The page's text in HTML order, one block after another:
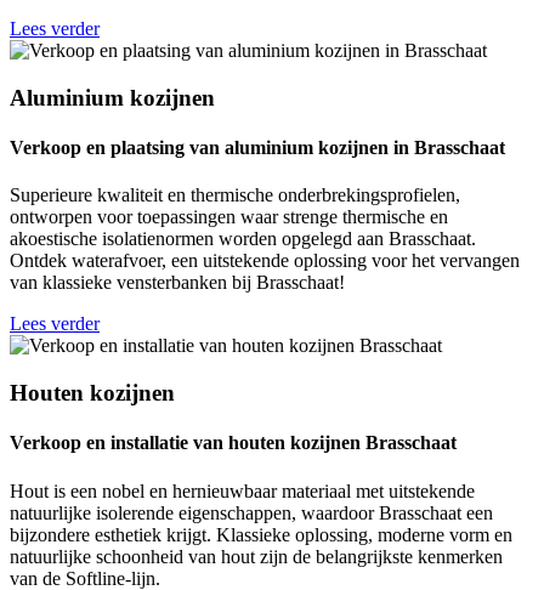
Lees verder
Aluminium kozijnen
Verkoop en plaatsing van aluminium kozijnen in Brasschaat
Superieure kwaliteit en thermische onderbrekingsprofielen,
ontworpen voor toepassingen waar strenge thermische en
akoestische isolatienormen worden opgelegd aan Brasschaat.
Ontdek waterafvoer, een uitstekende oplossing voor het vervangen
van klassieke vensterbanken bij Brasschaat!
Lees verder
Houten kozijnen
Verkoop en installatie van houten kozijnen Brasschaat
Hout is een nobel en hernieuwbaar materiaal met uitstekende
natuurlijke isolerende eigenschappen, waardoor Brasschaat een
bijzondere esthetiek krijgt. Klassieke oplossing, moderne vorm en
natuurlijke schoonheid van hout zijn de belangrijkste kenmerken
van de Softline-lijn.